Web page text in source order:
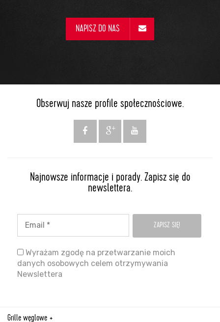
NAPISZ DO NAS
Obserwuj nasze profile społecznościowe.
Najnowsze informacje i porady. Zapisz się do
newslettera.
Wyrażam zgodę na przetwarzanie moich
danych osobowych celem otrzymywania
Newslettera
Grille węglowe